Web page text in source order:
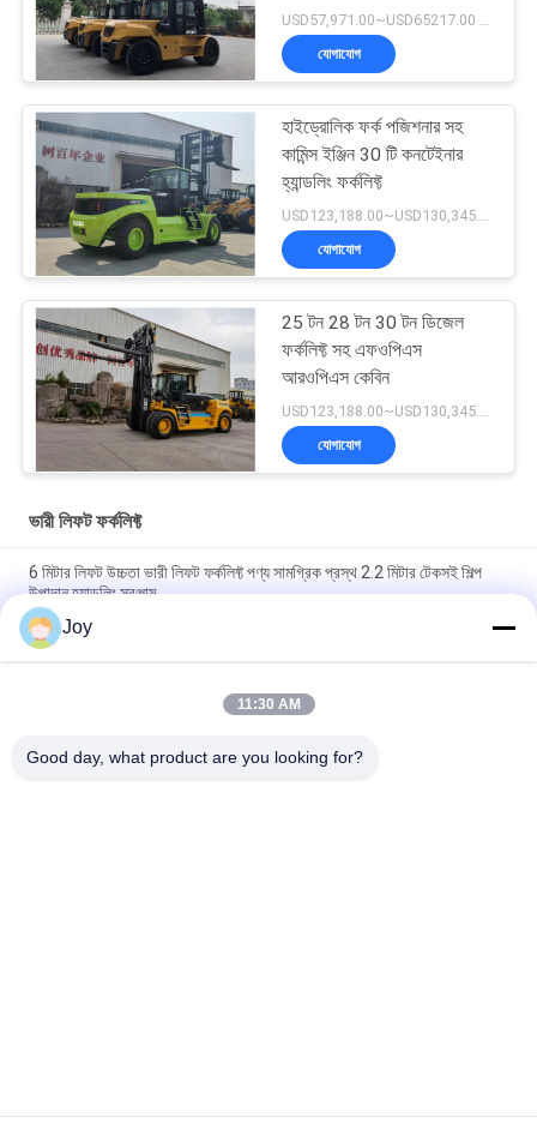
USD57,971.00~USD65217.00 unit MOQ:1 একক
যোগাযোগ
হাইড্রোলিক ফর্ক পজিশনার সহ
কামিন্স ইঞ্জিন 30 টি কনটেইনার
হ্যান্ডলিং ফর্কলিফ্ট
USD123,188.00~USD130,345.00/ Unit MOQ:1 একক
যোগাযোগ
25 টন 28 টন 30 টন ডিজেল
ফর্কলিফ্ট সহ এফওপিএস
আরওপিএস কেবিন
যোগাযোগ
ভারী লিফট ফর্কলিফ্ট
6 মিটার লিফট উচ্চতা ভারী লিফট ফর্কলিফ্ট পণ্য সামগ্রিক প্রস্থ 2.2 মিটার টেকসই শিল্প
উপাদান হ্যান্ডলিং সরঞ্জাম
বক্স টাইপ ইনার আউটার মাস্ট কাউন্টারব্যালেন্স ফর্কলিফ্ট সামগ্রিক আকার
৭২০০x২৫৫০x৩৪৬০মিমি গুদামঘরের জন্য হেভি ডিউটি ​​লিফটিং ভেহিকেল
210 বার হাইড্রোলিক সিস্টেম চাপ ভারী লিফট ফোর্কলিফ্ট নামমাত্র ক্ষমতা 16000 কেজি
Joy
11:30 AM
Good day, what product are you looking for?